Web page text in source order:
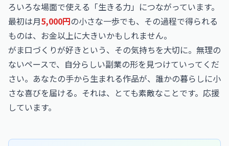
ろいろな場面で使える「生きる力」につながっています。
最初は月5,000円の小さな一歩でも、その過程で得られる
ものは、お金以上に大きいかもしれません。
がま口づくりが好きという、その気持ちを大切に。無理の
ないペースで、自分らしい副業の形を見つけていってくだ
さい。あなたの手から生まれる作品が、誰かの暮らしに小
さな喜びを届ける。それは、とても素敵なことです。応援
しています。